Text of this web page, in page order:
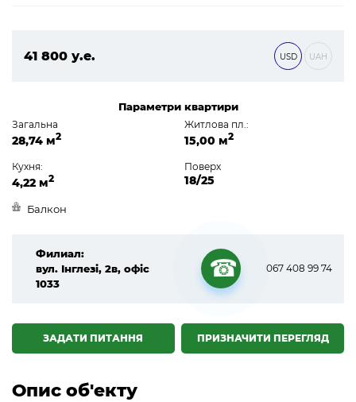
41 800 у.е.
USD UAH
Параметри квартири
Загальна
28,74 м2
Житлова пл.:
15,00 м2
Кухня:
4,22 м2
Поверх
18/25
Балкон
Филиал:
вул. Інглезі, 2в, офіс
1033
☎
067 408 99 74
ПРИЗНАЧИТИ ПЕРЕГЛЯД
ЗАДАТИ ПИТАННЯ
Опис об'екту